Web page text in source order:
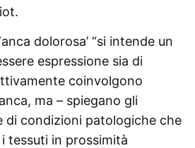
dolorosa’ “si intende un
espressione sia di
coinvolgono
ma – spiegano gli
di condizioni patologiche che
tessuti in prossimità